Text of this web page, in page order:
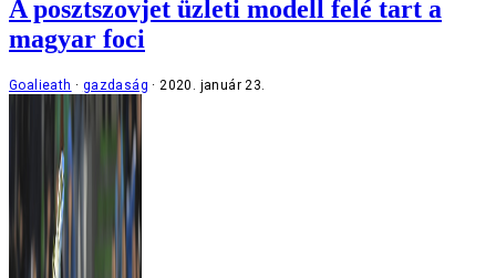
A posztszovjet üzleti modell felé tart a
magyar foci
Goalieath gazdaság 2020. január 23.